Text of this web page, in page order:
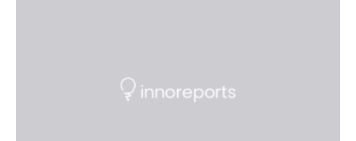
Durch den verstärkten Einsatz von Rezyklaten